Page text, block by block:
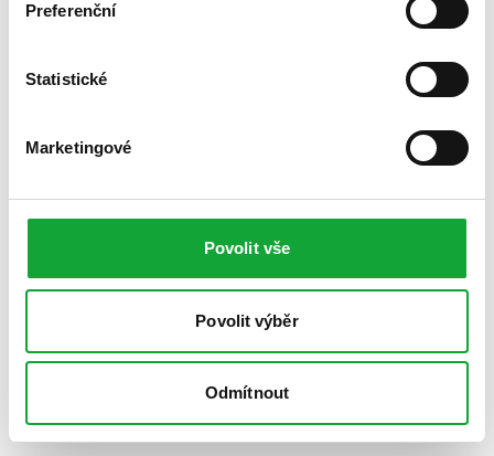
Preferenční
Statistické
Marketingové
Povolit vše
Povolit výběr
Odmítnout